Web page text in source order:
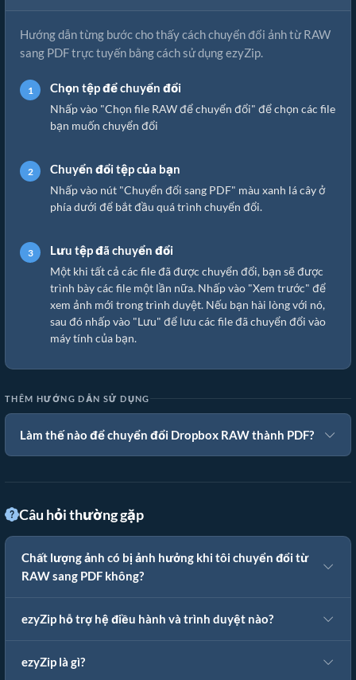
Hướng dẫn từng bước cho thấy cách chuyển đổi ảnh từ RAW
sang PDF trực tuyến bằng cách sử dụng ezyZip.
Chọn tệp để chuyển đổi
Nhấp vào "Chọn file RAW để chuyển đổi" để chọn các file
bạn muốn chuyển đổi
Chuyển đổi tệp của bạn
Nhấp vào nút "Chuyển đổi sang PDF" màu xanh lá cây ở
phía dưới để bắt đầu quá trình chuyển đổi.
Lưu tệp đã chuyển đổi
Một khi tất cả các file đã được chuyển đổi, bạn sẽ được
trình bày các file một lần nữa. Nhấp vào "Xem trước" để
xem ảnh mới trong trình duyệt. Nếu bạn hài lòng với nó,
sau đó nhấp vào "Lưu" để lưu các file đã chuyển đổi vào
máy tính của bạn.
THÊM HƯỚNG DẪN SỬ DỤNG
Làm thế nào để chuyển đổi Dropbox RAW thành PDF?
Câu hỏi thường gặp
Chất lượng ảnh có bị ảnh hưởng khi tôi chuyển đổi từ
RAW sang PDF không?
ezyZip hỗ trợ hệ điều hành và trình duyệt nào?
ezyZip là gì?